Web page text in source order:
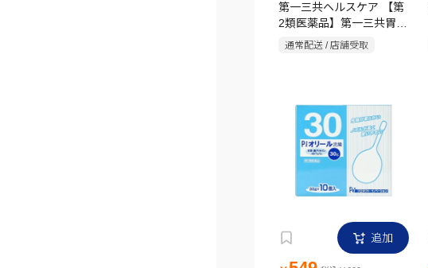
第一三共ヘルスケア 【第
2類医薬品】第一三共胃腸
薬グリーン錠 50錠
通常配送 / 店舗受取
追加